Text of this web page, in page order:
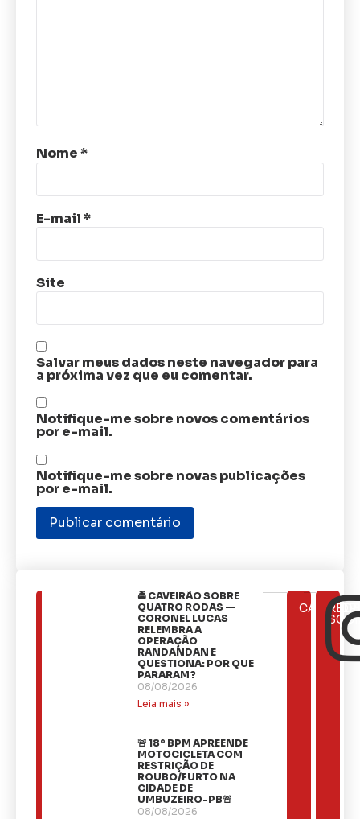
Nome*
E-mail*
Site
Salvar meus dados neste navegador para
a próxima vez que eu comentar.
Notifique-me sobre novos comentários
por e-mail.
Notifique-me sobre novas publicações
por e-mail.
🚔 CAVEIRÃO SOBRE
QUATRO RODAS —
CORONEL LUCAS
RELEMBRA A
OPERAÇÃO
RANDANDAN E
QUESTIONA: POR QUE
PARARAM?
08/08/2026
Leia mais »
🚨 18º BPM APREENDE
MOTOCICLETA COM
RESTRIÇÃO DE
ROUBO/FURTO NA
CIDADE DE
UMBUZEIRO-PB🚨
08/08/2026